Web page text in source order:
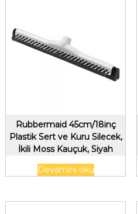
Rubbermaid 45cm/18inç
Plastik Sert ve Kuru Silecek,
İkili Moss Kauçuk, Siyah
Devamını oku